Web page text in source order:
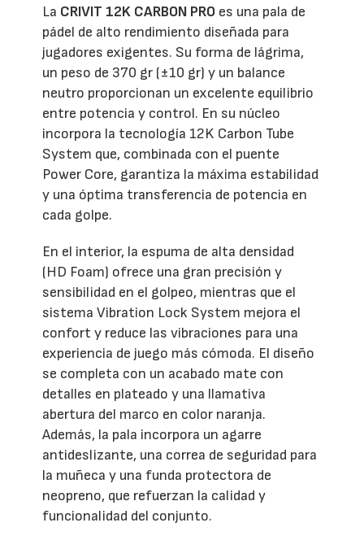
La CRIVIT 12K CARBON PRO es una pala de
pádel de alto rendimiento diseñada para
jugadores exigentes. Su forma de lágrima,
un peso de 370 gr (±10 gr) y un balance
neutro proporcionan un excelente equilibrio
entre potencia y control. En su núcleo
incorpora la tecnología 12K Carbon Tube
System que, combinada con el puente
Power Core, garantiza la máxima estabilidad
y una óptima transferencia de potencia en
cada golpe.
En el interior, la espuma de alta densidad
(HD Foam) ofrece una gran precisión y
sensibilidad en el golpeo, mientras que el
sistema Vibration Lock System mejora el
confort y reduce las vibraciones para una
experiencia de juego más cómoda. El diseño
se completa con un acabado mate con
detalles en plateado y una llamativa
abertura del marco en color naranja.
Además, la pala incorpora un agarre
antideslizante, una correa de seguridad para
la muñeca y una funda protectora de
neopreno, que refuerzan la calidad y
funcionalidad del conjunto.